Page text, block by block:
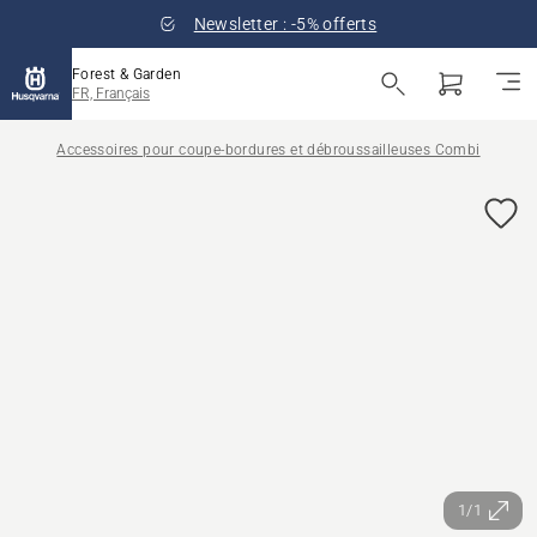
Newsletter : -5% offerts
Forest & Garden
FR, Français
Accessoires pour coupe-bordures et débroussailleuses Combi
1/1